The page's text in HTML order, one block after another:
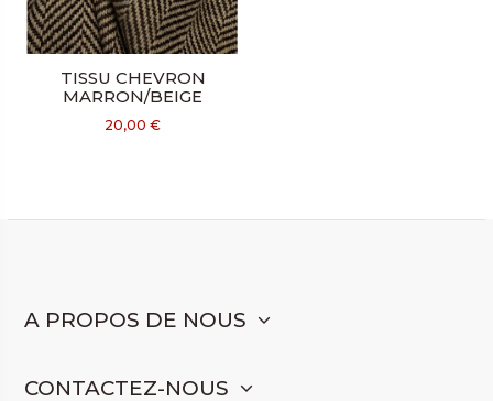
TISSU CHEVRON
MARRON/BEIGE
20,00 €
A PROPOS DE NOUS
CONTACTEZ-NOUS